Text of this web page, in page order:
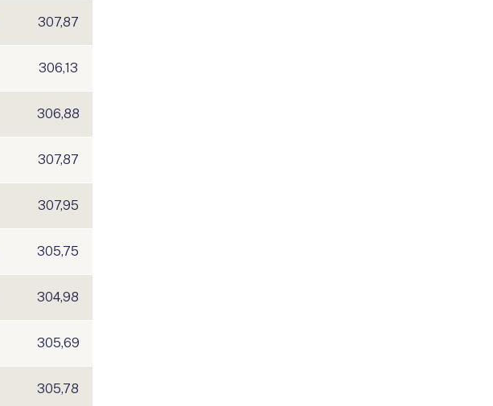
307,87
306,13
306,88
307,87
307,95
305,75
304,98
305,69
305,78